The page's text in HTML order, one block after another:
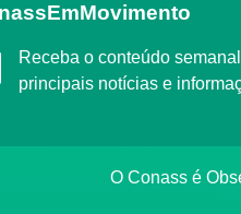
Receba o conteúdo semanal do Conass com as
principais notícias e
O Conass é